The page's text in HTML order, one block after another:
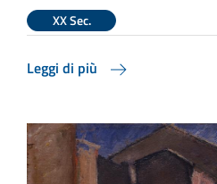
XX Sec.
Leggi di più